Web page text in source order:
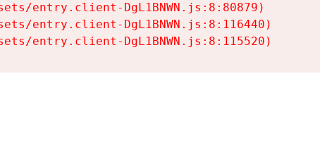
entry.client-DgL1BNWN.js:8:80879)
entry.client-DgL1BNWN.js:8:116440)
entry.client-DgL1BNWN.js:8:115520)